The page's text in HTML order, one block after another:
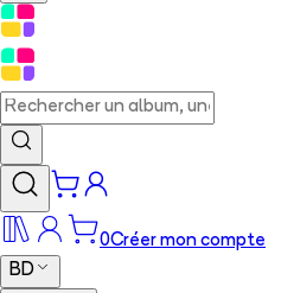
0Créer mon compte
BD